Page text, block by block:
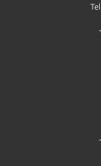
Tel